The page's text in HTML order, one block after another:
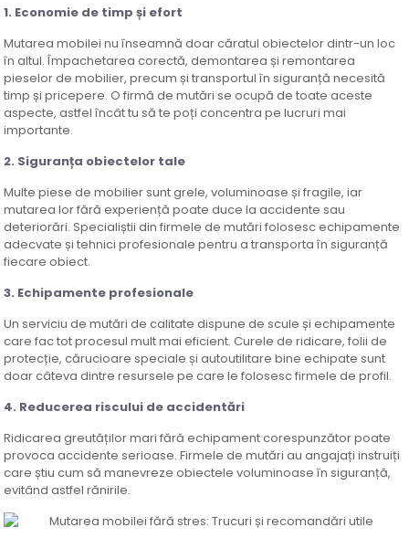
1. Economie de timp și efort
Mutarea mobilei nu înseamnă doar căratul obiectelor dintr-un loc
în altul. Împachetarea corectă, demontarea și remontarea
pieselor de mobilier, precum și transportul în siguranță necesită
timp și pricepere. O firmă de mutări se ocupă de toate aceste
aspecte, astfel încât tu să te poți concentra pe lucruri mai
importante.
2. Siguranța obiectelor tale
Multe piese de mobilier sunt grele, voluminoase și fragile, iar
mutarea lor fără experiență poate duce la accidente sau
deteriorări. Specialiștii din firmele de mutări folosesc echipamente
adecvate și tehnici profesionale pentru a transporta în siguranță
fiecare obiect.
3. Echipamente profesionale
Un serviciu de mutări de calitate dispune de scule și echipamente
care fac tot procesul mult mai eficient. Curele de ridicare, folii de
protecție, cărucioare speciale și autoutilitare bine echipate sunt
doar câteva dintre resursele pe care le folosesc firmele de profil.
4. Reducerea riscului de accidentări
Ridicarea greutăților mari fără echipament corespunzător poate
provoca accidente serioase. Firmele de mutări au angajați instruiți
care știu cum să manevreze obiectele voluminoase în siguranță,
evitând astfel rănirile.